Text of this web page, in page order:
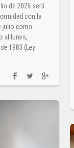
de 2026 será
con la
julio como
al lunes,
1983 (Ley